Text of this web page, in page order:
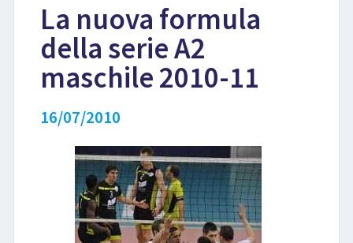
EVENTI
LIBRI
La nuova formula
della serie A2
maschile 2010-11
16/07/2010